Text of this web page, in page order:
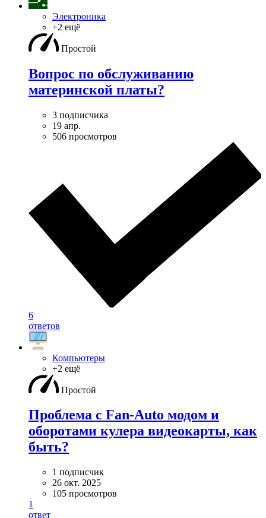
Электроника
+2 ещё
Простой
Вопрос по обслуживанию
материнской платы?
3 подписчика
19 апр.
506 просмотров
6
ответов
Компьютеры
+2 ещё
Простой
Проблема с Fan-Auto модом и
оборотами кулера видеокарты, как
быть?
1 подписчик
26 окт. 2025
105 просмотров
1
ответ